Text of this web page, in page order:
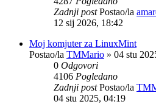
Zadnji postPostao/la
12 sij 2026, 18:42
Moj komjuter za LinuxMint
Postao/la TMMario » 04 stu
0 Odgovori
4106 Pogledano
Zadnji postPostao/la
04 stu 2025, 04:19